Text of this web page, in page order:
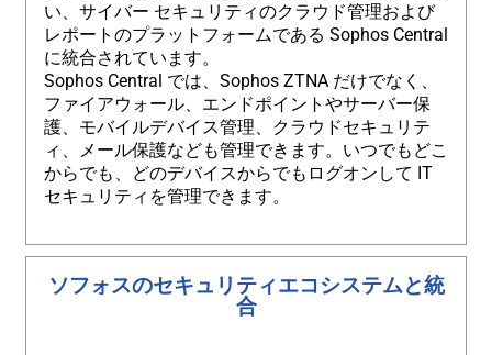
い、サイバー セキュリティのクラウド管理および
レポートのプラットフォームである Sophos Central
に統合されています。
Sophos Central では、Sophos ZTNA だけでなく、
ファイアウォール、エンドポイントやサーバー保
護、モバイルデバイス管理、クラウドセキュリテ
ィ、メール保護なども管理できます。いつでもどこ
からでも、どのデバイスからでもログオンして IT
セキュリティを管理できます。
ソフォスのセキュリティエコシステムと統
合